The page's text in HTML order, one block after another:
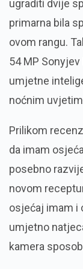
ugraditi dvije
primarna bila
ovom rangu.
54 MP
umjetne
noćnim
Prilikom
da imam
posebno
novom
osjećaj imam i
umjetno
kamera